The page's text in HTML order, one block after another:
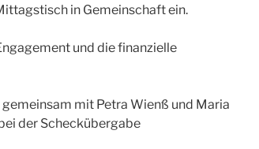
in Gemeinschaft ein.
und die finanzielle
mit Petra Wienß und Maria
der Scheckübergabe